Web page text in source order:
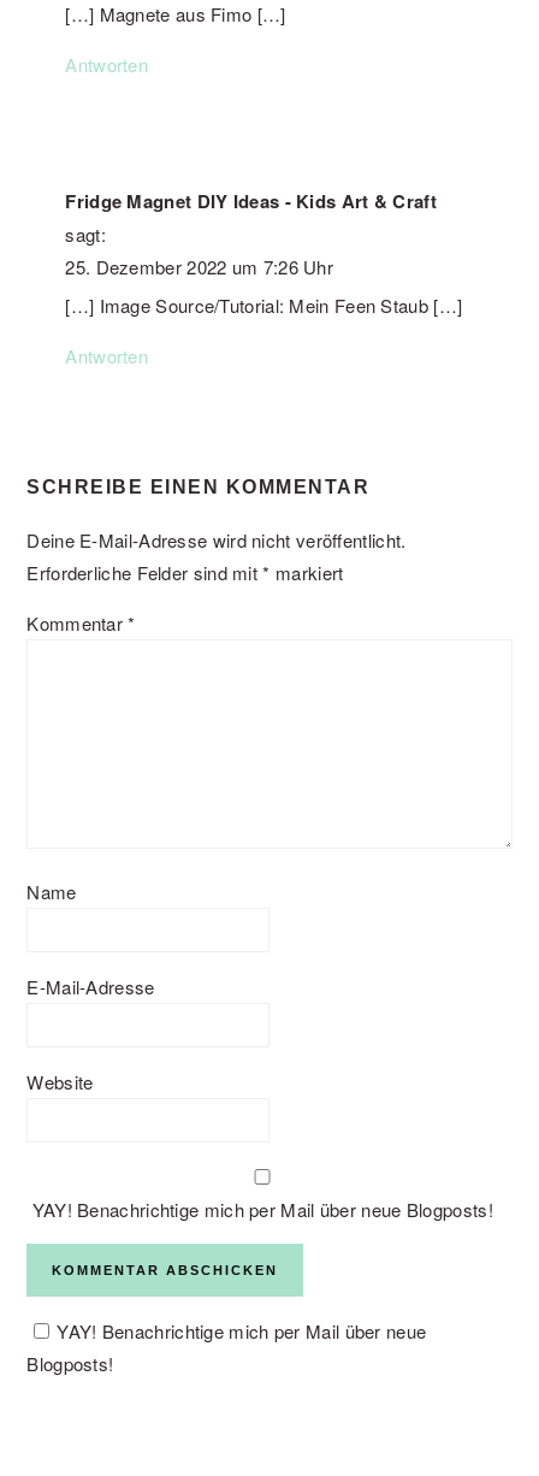
[…] Magnete aus Fimo […]
Antworten
Fridge Magnet DIY Ideas - Kids Art & Craft
sagt:
25. Dezember 2022 um 7:26 Uhr
[…] Image Source/Tutorial: Mein Feen Staub […]
Antworten
SCHREIBE EINEN KOMMENTAR
Deine E-Mail-Adresse wird nicht veröffentlicht.
Erforderliche Felder sind mit* markiert
Kommentar*
Name
E-Mail-Adresse
Website
YAY! Benachrichtige mich per Mail über neue Blogposts!
YAY! Benachrichtige mich per Mail über neue
Blogposts!